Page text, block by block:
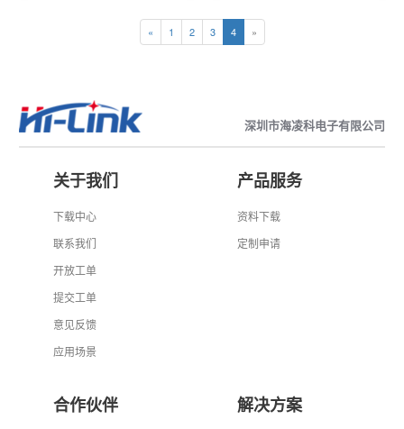
« 1 2 3 4 »
深圳市海凌科电子有限公司
关于我们
下载中心
联系我们
开放工单
提交工单
意见反馈
应用场景
产品服务
资料下载
定制申请
合作伙伴 解决方案